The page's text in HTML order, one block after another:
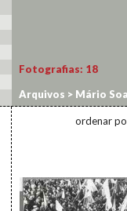
Fotografias: 18
Arquivos > Mário
ordenar